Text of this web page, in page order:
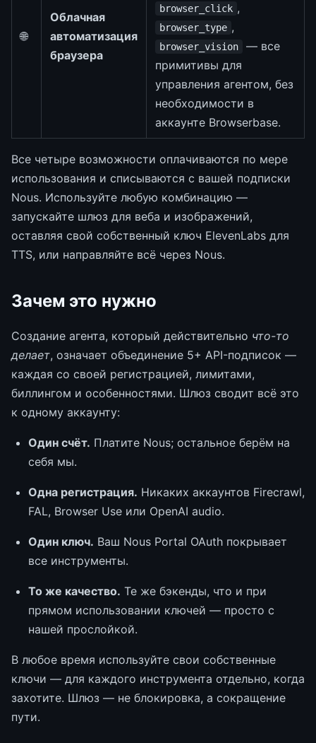
🌐
Облачная
автоматизация
браузера
browser_click ,
browser_type ,
browser_vision
— все
примитивы для
управления агентом, без
необходимости в
аккаунте Browserbase.
Все четыре возможности оплачиваются по мере
использования и списываются с вашей подписки
Nous. Используйте любую комбинацию —
запускайте шлюз для веба и изображений,
оставляя свой собственный ключ ElevenLabs для
TTS, или направляйте всё через Nous.
Зачем это нужно
Создание агента, который действительно что-то
делает, означает объединение 5+ API-подписок —
каждая со своей регистрацией, лимитами,
биллингом и особенностями. Шлюз сводит всё это
к одному аккаунту:
Один счёт. Платите Nous; остальное берём на
себя мы.
Одна регистрация. Никаких аккаунтов Firecrawl,
FAL, Browser Use или OpenAI audio.
Один ключ. Ваш Nous Portal OAuth покрывает
все инструменты.
То же качество. Те же бэкенды, что и при
прямом использовании ключей — просто с
нашей прослойкой.
В любое время используйте свои собственные
ключи — для каждого инструмента отдельно, когда
захотите. Шлюз — не блокировка, а сокращение
пути.